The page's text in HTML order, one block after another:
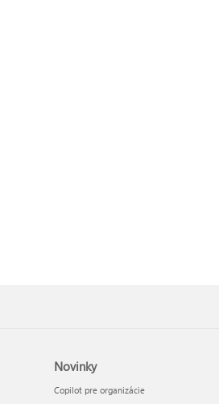
Novinky
Copilot pre organizácie